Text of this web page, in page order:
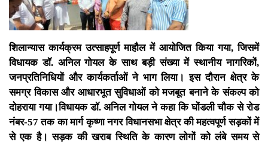
शिलान्यास कार्यक्रम उत्साहपूर्ण माहौल में आयोजित किया गया, जिसमें
विधायक डॉ. अनिल गोयल के साथ बड़ी संख्या में स्थानीय नागरिकों,
जनप्रतिनिधियों और कार्यकर्ताओं ने भाग लिया। इस दौरान क्षेत्र के
समग्र विकास और आधारभूत सुविधाओं को मजबूत बनाने के संकल्प को
दोहराया गया।विधायक डॉ. अनिल गोयल ने कहा कि घोंडली चौक से रोड
नंबर-57 तक का मार्ग कृष्णा नगर विधानसभा क्षेत्र की महत्वपूर्ण सड़कों में
से एक है। सड़क की खराब स्थिति के कारण लोगों को लंबे समय से